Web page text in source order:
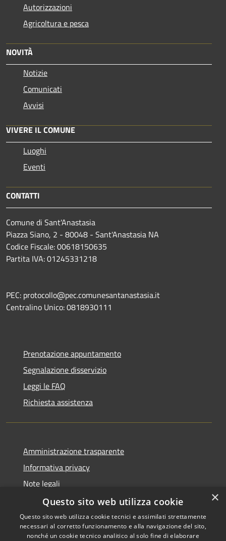
Autorizzazioni
Agricoltura e pesca
NOVITÀ
Notizie
Comunicati
Avvisi
VIVERE IL COMUNE
Luoghi
Eventi
CONTATTI
Comune di Sant'Anastasia
Piazza Siano, 2 - 80048 - Sant'Anastasia NA
Codice Fiscale: 00618150635
Partita IVA: 01245331218
PEC: protocollo@pec.comunesantanastasia.it
Centralino Unico: 0818930111
Prenotazione appuntamento
Segnalazione disservizio
Leggi le FAQ
Richiesta assistenza
Amministrazione trasparente
Informativa privacy
Note legali
Dichiarazione di accessibilità
×
Questo sito web utilizza cookie
Questo sito web utilizza cookie tecnici e assimilati strettamente
necessari al corretto funzionamento e alla navigazione del sito,
nonché un cookie tecnico analitico al solo fine di elaborare